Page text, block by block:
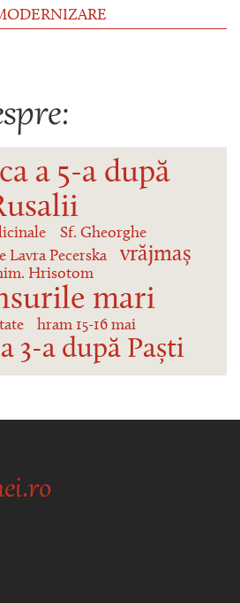
a 5-a după
Sf. Gheorghe
Lavra Pecerska
vrăjmaș
Hrisotom
mari
hram 15-16 mai
3-a după Paști